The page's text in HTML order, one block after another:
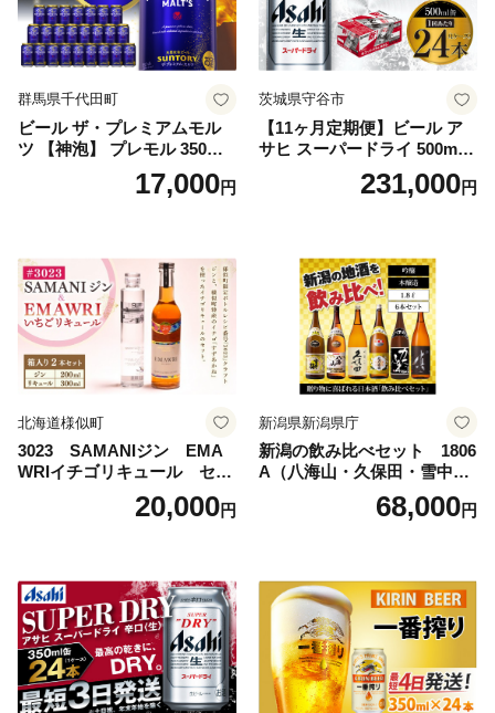
群馬県千代田町
ビール ザ・プレミアムモル
ツ 【神泡】 プレモル 350ml
× 24本 サントリー〈天然水の
ビール工場〉群馬※沖縄・離
17,000円
茨城県守谷市
【11ヶ月定期便】ビール ア
サヒ スーパードライ 500ml 2
4本 1ケース×11ヶ月 | アサヒ
ビール 究極の辛口 酒 お酒 ア
uper dry 11回 缶ビール 缶 ギ
フト 内祝い 茨城県守谷市 送
料無料
231,000円
北海道様似町
3023 SAMANIジン EMA
WRIイチゴリキュール セッ
ト（箱入り）【大人の味 酒
お酒 洋酒 スピリッツ クラフ
セット 詰め合わせ カクテル
ソーダ割り アルコール ロッ
ク ソーダ ジントニック 】
20,000円
新潟県新潟県庁
新潟の飲み比べセット 1806
A（八海山・久保田・雪中
梅・越乃寒梅・かたふね・千
68,000円